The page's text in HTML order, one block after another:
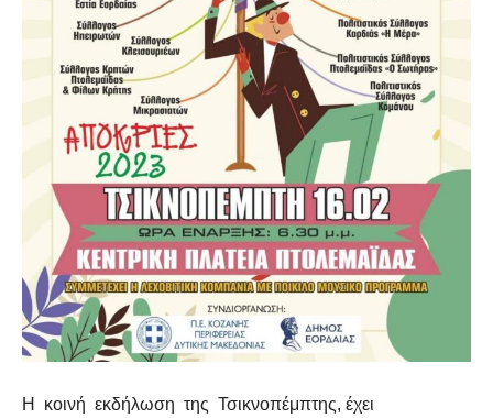
Η κοινή εκδήλωση της Τσικνοπέμπτης, έχει